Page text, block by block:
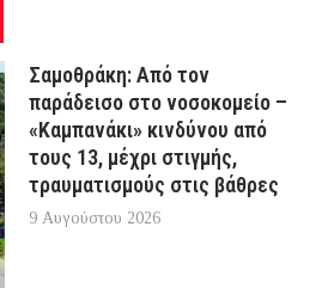
Σαμοθράκη: Από τον
παράδεισο στο νοσοκομείο –
«Καμπανάκι» κινδύνου από
τους 13, μέχρι στιγμής,
τραυματισμούς στις βάθρες
9 Αυγούστου 2026